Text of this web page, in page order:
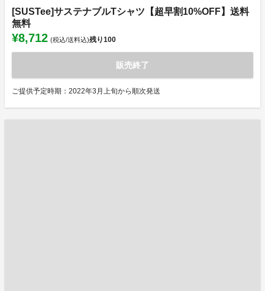
[SUSTee]サステナブルTシャツ【超早割10%OFF】送料
無料
¥8,712 (税込/送料込)残り100
販売終了
ご提供予定時期：2022年3月上旬から順次発送